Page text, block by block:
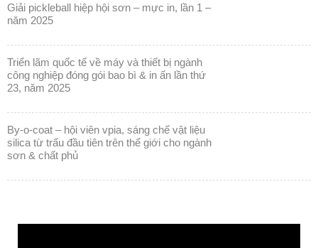
giải pickleball hiệp hội sơn – mực in, lần 1 –
năm 2025
triển lãm quốc tế về máy và thiết bị ngành
công nghiệp đóng gói bao bì & in ấn lần thứ
23, năm 2025
by-o-coat – hội viên vpia, sáng chế vật liệu
silica từ trấu đầu tiên trên thế giới cho ngành
sơn & chất phủ